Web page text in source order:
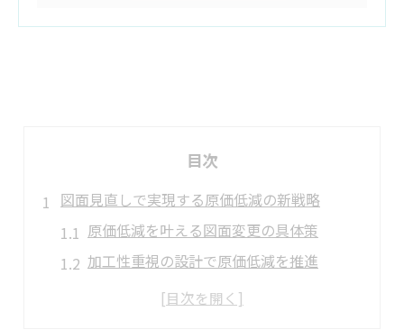
目次
図面見直しで実現する原価低減の新戦略
原価低減を叶える図面変更の具体策
加工性重視の設計で原価低減を推進
形状見直しが生む原価低減のメリット